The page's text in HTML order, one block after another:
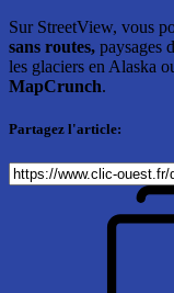
Sur StreetView, vous
sans routes, paysages
les glaciers en Alaska
MapCrunch.
Partagez l'article: